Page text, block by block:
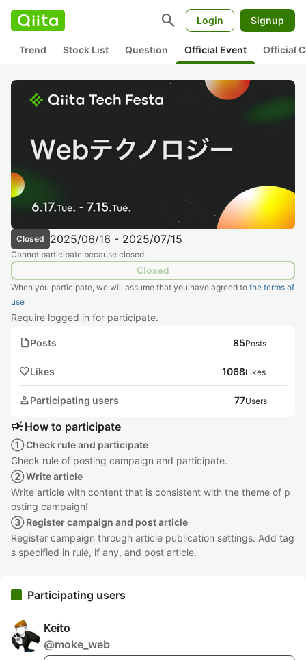
search Login Signup
Trend Stock List Question Official Event Official
Closed 2025/06/16 - 2025/07/15
Cannot participate because closed.
Closed
When you participate, we will assume that you have agreed to the terms of
use
Require logged in for participate.
notePosts 85Posts
favoriteLikes 1068Likes
personParticipating users 77Users
campaignHow to participate
① Check rule and participate
Check rule of posting campaign and participate.
② Write article
Write article with content that is consistent with the theme of p
osting campaign!
③ Register campaign and post article
Register campaign through article publication settings. Add tag
s specified in rule, if any, and post article.
Participating users
Keito
@moke_web